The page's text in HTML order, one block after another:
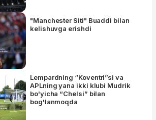
"Manchester Siti" Buaddi bilan
kelishuvga erishdi
Lempardning “Koventri”si va
APLning yana ikki klubi Mudrik
bo'yicha “Chelsi” bilan
bog'lanmoqda